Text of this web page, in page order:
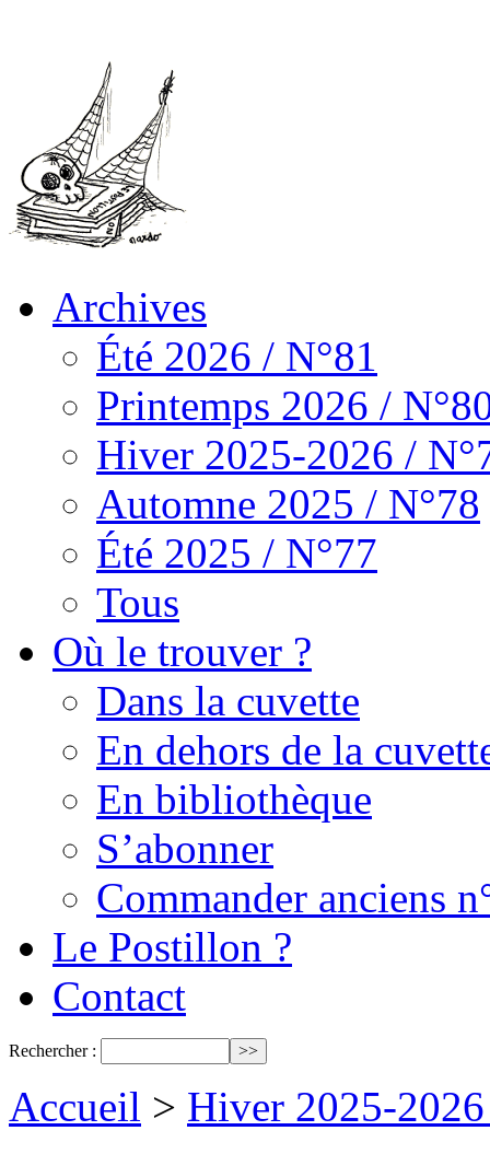
Archives
Été 2026 / N°81
Printemps 2026 /
Hiver 2025-2026 /
Automne 2025 / N°78
Été 2025 / N°77
Tous
Où le trouver ?
Dans la cuvette
En dehors de la
En bibliothèque
S’abonner
Commander anciens
Le Postillon ?
Contact
Rechercher :
Accueil > Hiver 2025-